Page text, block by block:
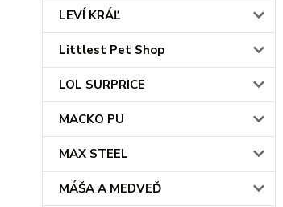
LEVÍ KRÁĽ
Littlest Pet Shop
LOL SURPRICE
MACKO PU
MAX STEEL
MÁŠA A MEDVEĎ